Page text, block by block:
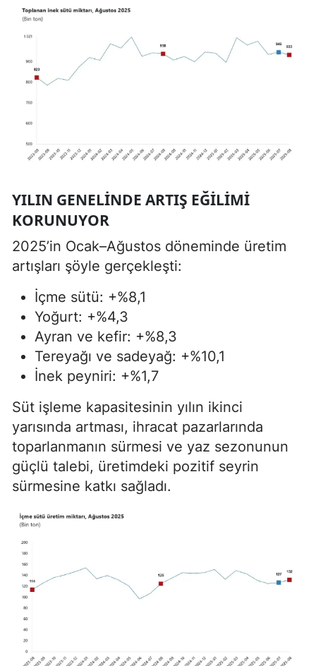
YILIN GENELINDE ARTIŞ EĞILIMI
KORUNUYOR
2025’in Ocak–Ağustos döneminde üretim
artışları şöyle gerçekleşti:
İçme sütü: +%8,1
Yoğurt: +%4,3
Ayran ve kefir: +%8,3
Tereyağı ve sadeyağ: +%10,1
İnek peyniri: +%1,7
Süt işleme kapasitesinin yılın ikinci
yarısında artması, ihracat pazarlarında
toparlanmanın sürmesi ve yaz sezonunun
güçlü talebi, üretimdeki pozitif seyrin
sürmesine katkı sağladı.